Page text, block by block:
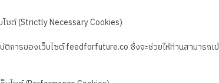
ซต์ (Strictly Necessary Cookies)
ารของเว็บไซต์ feedforfuture.co ซึ่งจะช่วยให้ท่านสามารถ